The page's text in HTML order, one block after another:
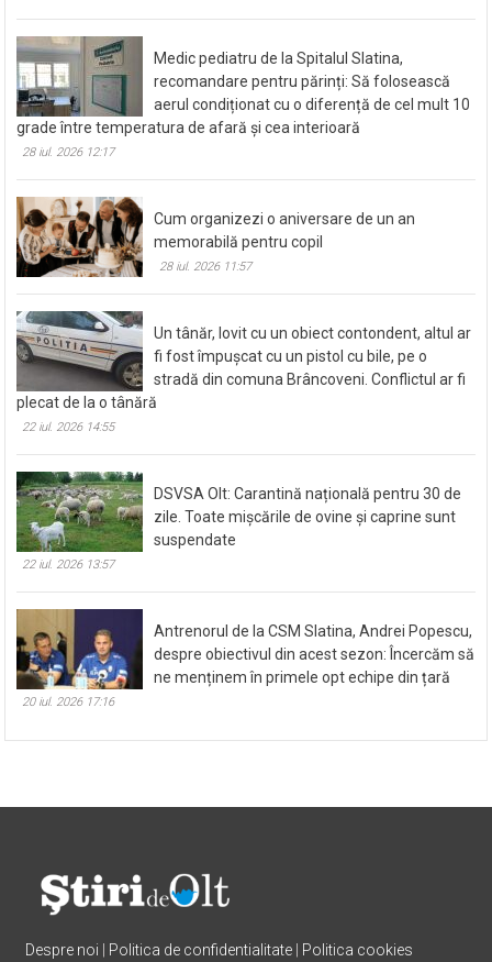
Medic pediatru de la Spitalul Slatina,
recomandare pentru părinți: Să folosească
aerul condiționat cu o diferență de cel mult 10
grade între temperatura de afară și cea interioară
28 iul. 2026 12:17
Cum organizezi o aniversare de un an
memorabilă pentru copil
28 iul. 2026 11:57
Un tânăr, lovit cu un obiect contondent, altul ar
fi fost împușcat cu un pistol cu bile, pe o
stradă din comuna Brâncoveni. Conflictul ar fi
plecat de la o tânără
22 iul. 2026 14:55
DSVSA Olt: Carantină națională pentru 30 de
zile. Toate mișcările de ovine și caprine sunt
suspendate
22 iul. 2026 13:57
Antrenorul de la CSM Slatina, Andrei Popescu,
despre obiectivul din acest sezon: Încercăm să
ne menținem în primele opt echipe din țară
20 iul. 2026 17:16
Despre noi Politica de confidentialitate Politica cookies